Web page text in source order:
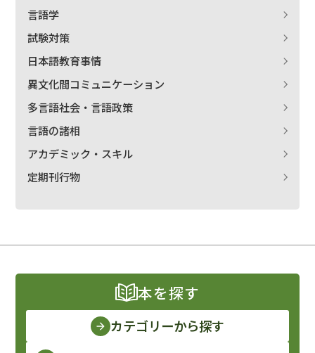
言語学
試験対策
日本語教育事情
異文化間コミュニケーション
多言語社会・言語政策
言語の諸相
アカデミック・スキル
定期刊行物
本を探す
カテゴリーから探す